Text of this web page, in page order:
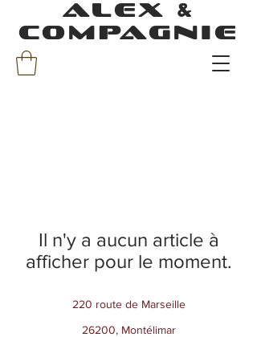
ALEX &
COMPAGNIE
Il n'y a aucun article à
afficher pour le moment.
220 route de Marseille
26200, Montélimar